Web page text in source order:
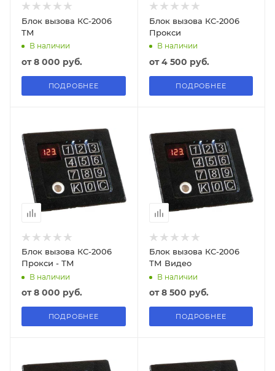
Блок вызова КС-2006
TM
В наличии
от8 000 руб.
ПОДРОБНЕЕ
Блок вызова КС-2006
Прокси
В наличии
от4 500 руб.
ПОДРОБНЕЕ
Блок вызова КС-2006
Прокси - ТМ
В наличии
от8 000 руб.
ПОДРОБНЕЕ
Блок вызова КС-2006
ТМ Видео
В наличии
от8 500 руб.
ПОДРОБНЕЕ